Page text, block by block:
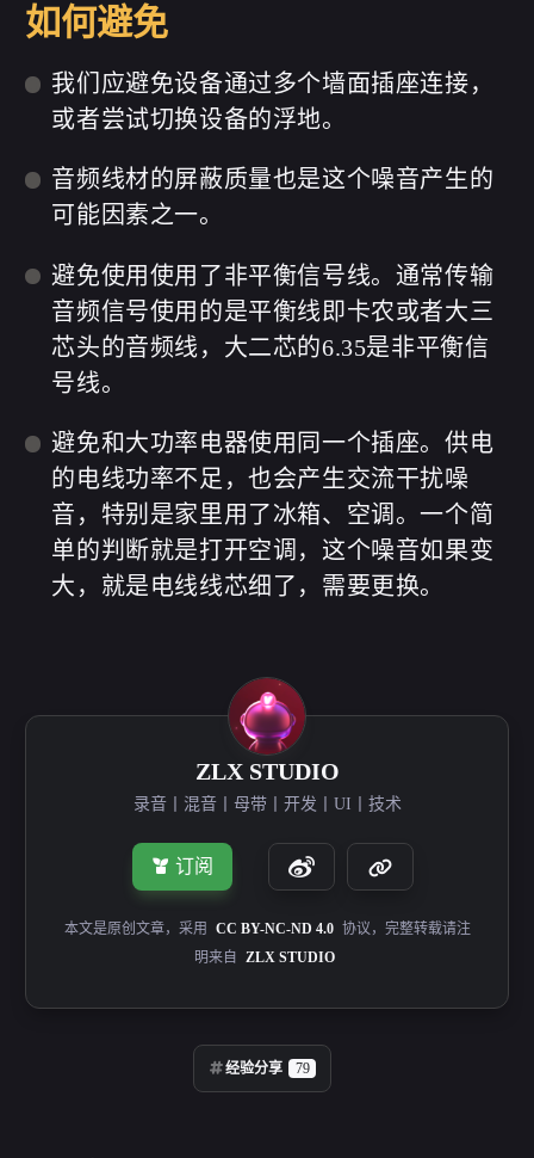
如何避免
我们应避免设备通过多个墙面插座连接，
或者尝试切换设备的浮地。
音频线材的屏蔽质量也是这个噪音产生的
可能因素之一。
避免使用使用了非平衡信号线。通常传输
音频信号使用的是平衡线即卡农或者大三
芯头的音频线，大二芯的6.35是非平衡信
号线。
避免和大功率电器使用同一个插座。供电
的电线功率不足，也会产生交流干扰噪
音，特别是家里用了冰箱、空调。一个简
单的判断就是打开空调，这个噪音如果变
大，就是电线线芯细了，需要更换。
ZLX STUDIO
录音丨混音丨母带丨开发丨UI丨技术
订阅
本文是原创文章，采用 CC BY-NC-ND 4.0 协议，完整转载请注
明来自
ZLX STUDIO
经验分享 79